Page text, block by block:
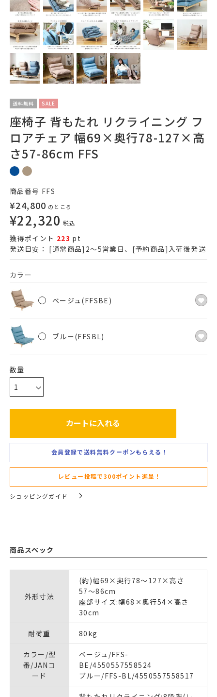
送料無料 SALE
座椅子 背もたれ リクライニング フ
ロアチェア 幅69×奥行78-127×高
さ57-86cm FFS
商品番号 FFS
¥24,800 のところ
¥22,320 税込
獲得ポイント 223 pt
発送目安： [通常商品]2～5営業日、[予約商品]入荷後発送
カラー
ベージュ(FFSBE)
ブルー(FFSBL)
カートに入れる
会員登録で送料無料クーポンもらえる！
レビュー投稿で300ポイント進呈！
ショッピングガイド
商品スペック
外形寸法
(約)幅69×奥行78〜127×高さ
57〜86cm
座部サイズ:幅68×奥行54×高さ
30cm
耐荷重 80kg
カラー/型
番/JANコ
ード
ベージュ/FFS-
BE/4550557558524
ブルー/FFS-BL/4550557558517